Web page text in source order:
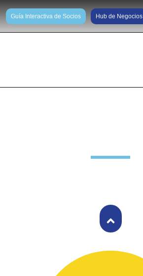
Guía Interactiva de Socios Hub de Negocios